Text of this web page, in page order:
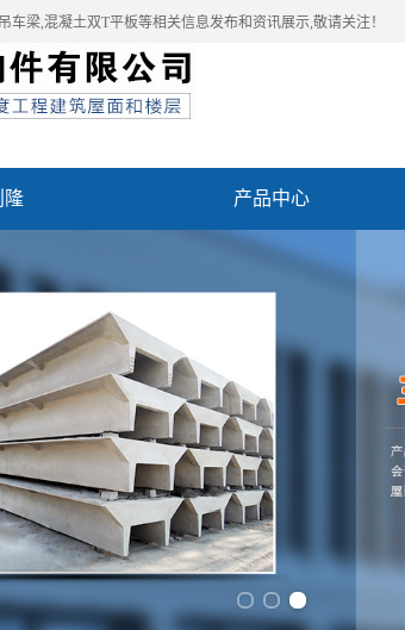
车梁,混凝土双T平板等相关信息发布和资讯展示,敬请关注！
隆 产品中心
联系我们